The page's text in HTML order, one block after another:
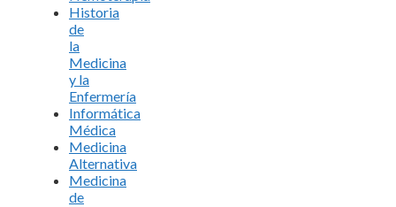
Historia
de
la
Medicina
y la
Enfermería
Informática
Médica
Medicina
Alternativa
Medicina
de